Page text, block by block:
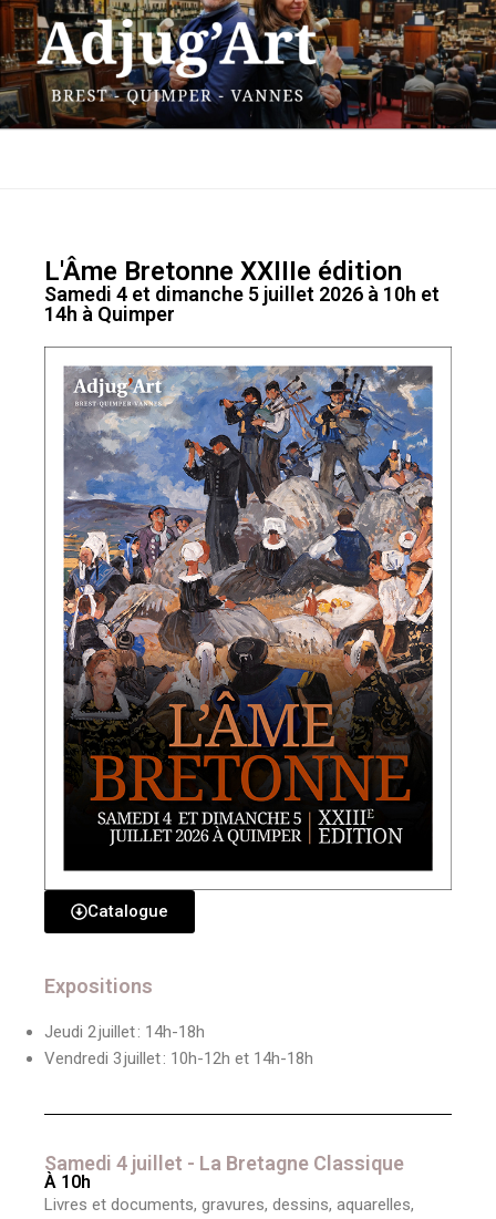
ADJUG'ART
13 rue Traverse – 29200 Brest
L'Âme Bretonne XXIIIe édition
Samedi 4 et dimanche 5 juillet 2026 à 10h et
14h à Quimper
Catalogue
Expositions
Jeudi 2 juillet : 14h-18h
Vendredi 3 juillet : 10h-12h et 14h-18h
Samedi 4 juillet - La Bretagne Classique
À 10h
Livres et documents, gravures, dessins, aquarelles,